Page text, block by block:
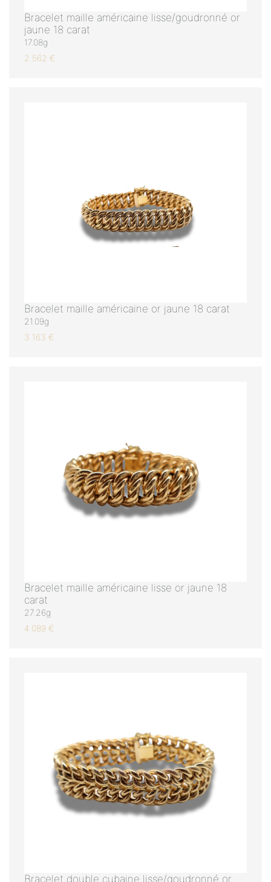
Bracelet maille américaine lisse/goudronné or
jaune 18 carat
17.08g
2 562 €
Bracelet maille américaine or jaune 18 carat
21.09g
3 163 €
Bracelet maille américaine lisse or jaune 18
carat
27.26g
4 089 €
Bracelet double cubaine lisse/goudronné or